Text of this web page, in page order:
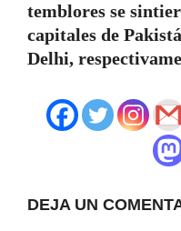
temblores se
capitales de
Delhi,
DEJA UN